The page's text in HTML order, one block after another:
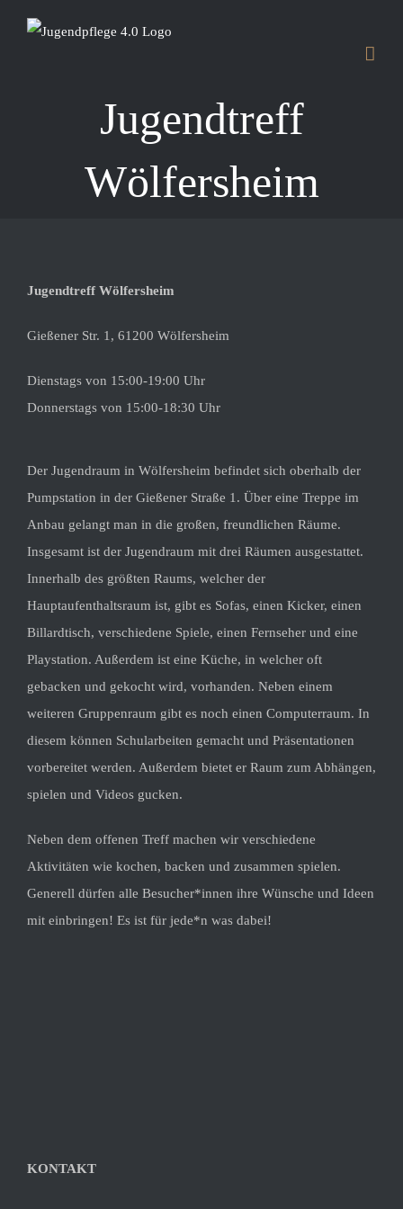
Jugendtreff
Wölfersheim
Jugendtreff Wölfersheim
Gießener Str. 1, 61200 Wölfersheim
Dienstags von 15:00-19:00 Uhr
Donnerstags von 15:00-18:30 Uhr
Der Jugendraum in Wölfersheim befindet sich oberhalb der
Pumpstation in der Gießener Straße 1. Über eine Treppe im
Anbau gelangt man in die großen, freundlichen Räume.
Insgesamt ist der Jugendraum mit drei Räumen ausgestattet.
Innerhalb des größten Raums, welcher der
Hauptaufenthaltsraum ist, gibt es Sofas, einen Kicker, einen
Billardtisch, verschiedene Spiele, einen Fernseher und eine
Playstation. Außerdem ist eine Küche, in welcher oft
gebacken und gekocht wird, vorhanden. Neben einem
weiteren Gruppenraum gibt es noch einen Computerraum. In
diesem können Schularbeiten gemacht und Präsentationen
vorbereitet werden. Außerdem bietet er Raum zum Abhängen,
spielen und Videos gucken.
Neben dem offenen Treff machen wir verschiedene
Aktivitäten wie kochen, backen und zusammen spielen.
Generell dürfen alle Besucher*innen ihre Wünsche und Ideen
mit einbringen! Es ist für jede*n was dabei!
KONTAKT